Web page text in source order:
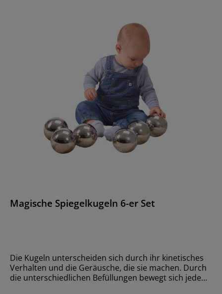
Magische Spiegelkugeln 6-er Set
Die Kugeln unterscheiden sich durch ihr kinetisches
Verhalten und die Geräusche, die sie machen. Durch
die unterschiedlichen Befüllungen bewegt sich jede